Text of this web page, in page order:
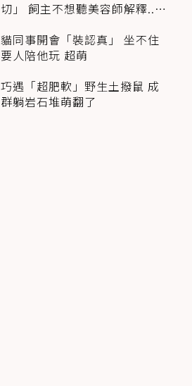
切」 飼主不想聽美容師解釋..衝
貓同事開會「裝認真」 坐不住
要人陪他玩 超萌
巧遇「超肥軟」野生土撥鼠 成
群躺岩石堆萌翻了